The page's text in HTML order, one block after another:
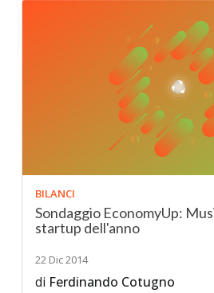
BILANCI
Sondaggio EconomyUp:
startup dell'anno
22 Dic 2014
di Ferdinando Cotugno